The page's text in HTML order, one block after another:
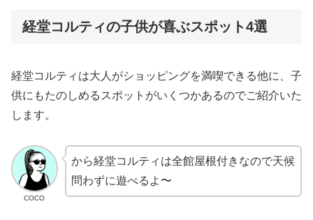
経堂コルティの子供が喜ぶスポット4選
経堂コルティは大人がショッピングを満喫できる他に、子
供にもたのしめるスポットがいくつかあるのでご紹介いた
します。
COCO
から経堂コルティは全館屋根付きなので天候
問わずに遊べるよ〜